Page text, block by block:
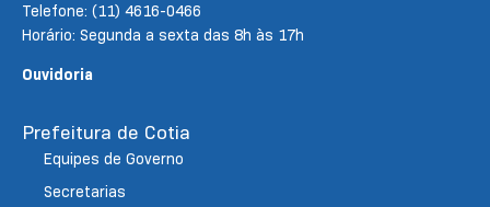
Telefone: (11) 4616-0466
Horário: Segunda a sexta das 8h às 17h
Ouvidoria
Prefeitura de Cotia
Equipes de Governo
Secretarias